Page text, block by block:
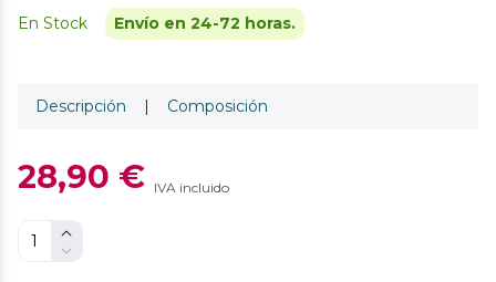
En Stock Envío en 24-72 horas.
Descripción | Composición
28,90 € IVA incluido